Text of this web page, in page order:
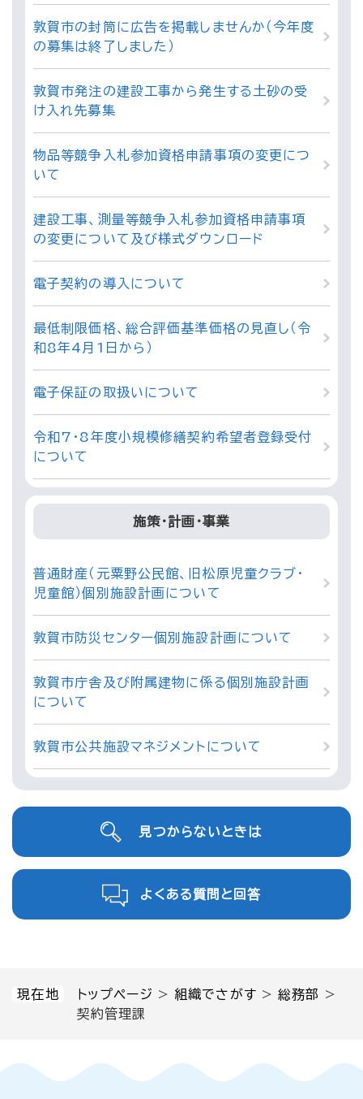
現在地 トップページ > 組織でさがす >総務部
>
契約管理課
敦賀市の封筒に広告を掲載しませんか（今年度
の募集は終了しました）
敦賀市発注の建設工事から発生する土砂の受
け入れ先募集
物品等競争入札参加資格申請事項の変更につ
いて
建設工事、測量等競争入札参加資格申請事項
の変更について及び様式ダウンロード
電子契約の導入について
最低制限価格、総合評価基準価格の見直し（令
和8年4月1日から）
電子保証の取扱いについて
令和7・8年度小規模修繕契約希望者登録受付
について
施策・計画・事業
普通財産（元粟野公民館、旧松原児童クラブ・
児童館）個別施設計画について
敦賀市防災センター個別施設計画について
敦賀市庁舎及び附属建物に係る個別施設計画
について
敦賀市公共施設マネジメントについて
見つからないときは
よくある質問と回答